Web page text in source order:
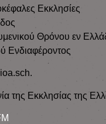
Εκκλησίες
Θρόνου εν
Ενδιαφέροντος
της Εκκλησίας της